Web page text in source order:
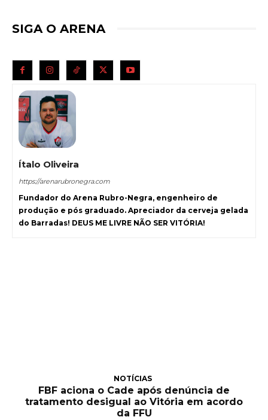
SIGA O ARENA
Ítalo Oliveira
https://arenarubronegra.com
Fundador do Arena Rubro-Negra, engenheiro de
produção e pós graduado. Apreciador da cerveja gelada
do Barradas! DEUS ME LIVRE NÃO SER VITÓRIA!
NOTÍCIAS
FBF aciona o Cade após denúncia de
tratamento desigual ao Vitória em acordo
da FFU